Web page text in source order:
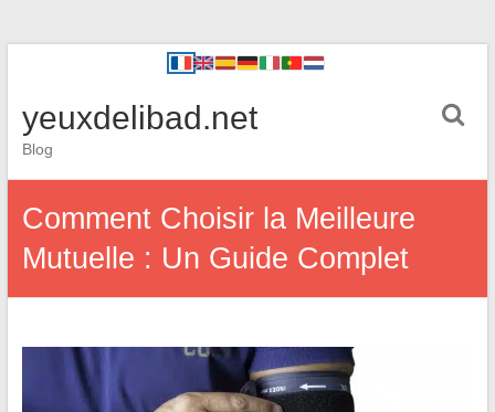
yeuxdelibad.net
Blog
Comment Choisir la Meilleure
Mutuelle : Un Guide Complet